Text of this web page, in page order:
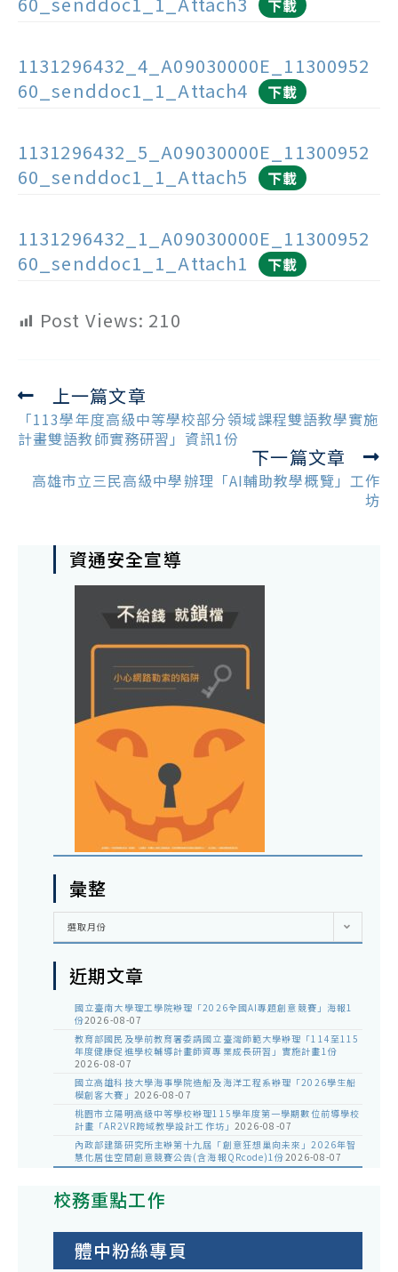
下載
1131296432_4_A09030000E_11300952
60_senddoc1_1_Attach4
下載
1131296432_5_A09030000E_11300952
60_senddoc1_1_Attach5
下載
1131296432_1_A09030000E_11300952
60_senddoc1_1_Attach1
下載
Post Views: 210
Read
more
articles
上一篇文章
「113學年度高級中等學校部分領域課程雙語教學實施
計畫雙語教師實務研習」資訊1份
下一篇文章
高雄市立三民高級中學辦理「AI輔助教學概覽」工作
坊
資通安全宣導
彙整
彙
選取月份
近期文章
國立臺南大學理工學院辦理「2026全國AI專題創意競賽」海報1
份2026-08-07
教育部國民及學前教育署委請國立臺灣師範大學辦理「114至115
年度健康促進學校輔導計畫師資專業成長研習」實施計畫1份
2026-08-07
國立高雄科技大學海事學院造船及海洋工程系辦理「2026學生船
模創客大賽」 2026-08-07
桃園市立陽明高級中等學校辦理115學年度第一學期數位前導學校
計畫「AR2VR跨域教學設計工作坊」 2026-08-07
內政部建築研究所主辦第十九屆「創意狂想巢向未來」2026年智
慧化居住空間創意競賽公告(含海報QRcode)1份2026-08-07
校務重點工作
體中粉絲專頁